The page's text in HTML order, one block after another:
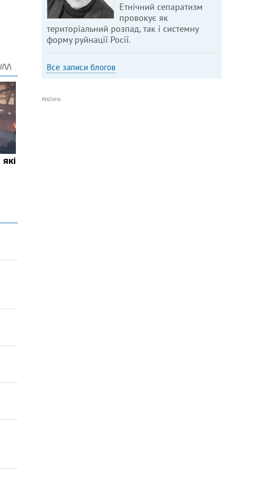
Етнічний сепаратизм
провокує як
територіальний розпад, так і системну
форму руйнації Росії.
Все записи блогов
РЕКЛАМА